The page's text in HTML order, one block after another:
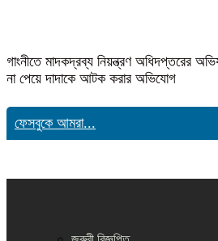
গাংনীতে মাদকদ্রব্য নিয়ন্ত্রণ অধিদপ্তরের
না পেয়ে দাদাকে আটক করার অভিযোগ
ফেসবুকে আমরা...